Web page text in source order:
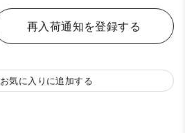
再入荷通知を登録する
お気に入りに追加する